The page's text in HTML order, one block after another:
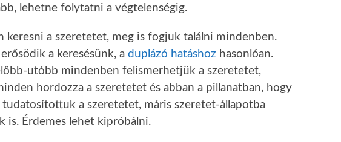
lehetne folytatni a végtelenségig.
keresni a szeretetet, meg is fogjuk találni mindenben.
a keresésünk, a duplázó hatáshoz hasonlóan.
utóbb mindenben felismerhetjük a szeretetet,
hordozza a szeretetet és abban a pillanatban, hogy
a szeretetet, máris szeretet-állapotba
is. Érdemes lehet kipróbálni.